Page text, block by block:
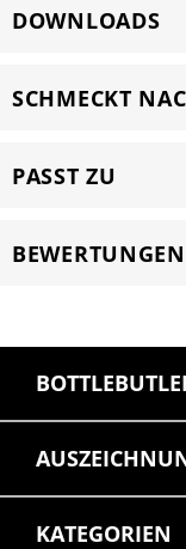
DOWNLOADS
SCHMECKT
PASST ZU
BEWERTUNGEN
KATEGORIEN